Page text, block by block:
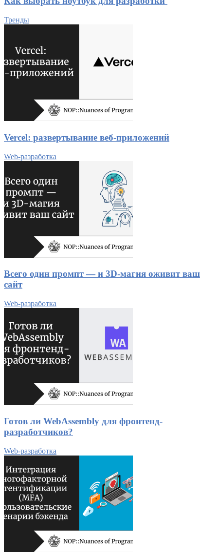
Тренды
Vercel: развертывание веб-приложений
Web-разработка
Всего один промпт — и 3D-магия оживит ваш
сайт
Web-разработка
Готов ли WebAssembly для фронтенд-
разработчиков?
Web-разработка